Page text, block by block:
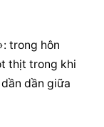
trong hôn
thịt trong khi
dần giữa